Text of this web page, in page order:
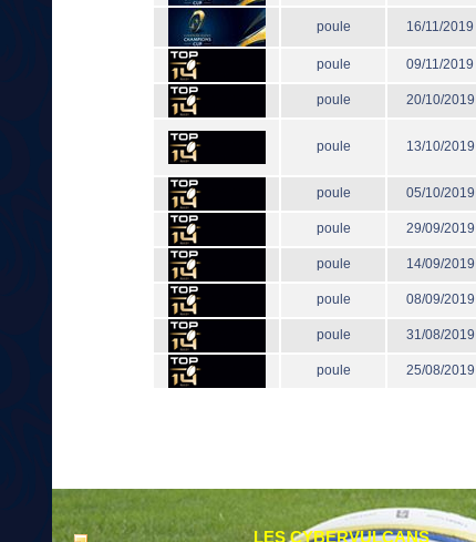
poule 16/11/2019
poule 09/11/2019
poule 20/10/2019
poule 13/10/2019
poule 05/10/2019
poule 29/09/2019
poule 14/09/2019
poule 08/09/2019
poule 31/08/2019
poule 25/08/2019
LES CYBERVULCANS